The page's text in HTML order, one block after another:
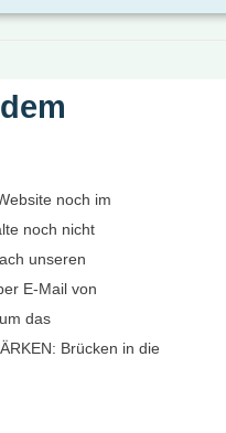
noch im
noch nicht
unseren
E-Mail von
das
Brücken in die